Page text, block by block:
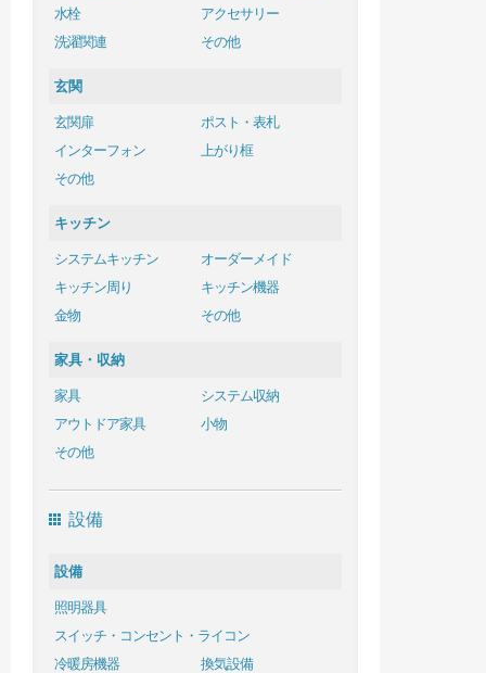
水栓
アクセサリー
洗濯関連
その他
玄関
玄関扉
ポスト・表札
インターフォン
上がり框
その他
キッチン
システムキッチン
オーダーメイド
キッチン周り
キッチン機器
金物
その他
家具・収納
家具
システム収納
アウトドア家具
小物
その他
設備
設備
照明器具
スイッチ・コンセント・ライコン
冷暖房機器
換気設備